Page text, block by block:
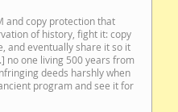
and copy protection that
of history, fight it: copy
and eventually share it so it
no one living 500 years from
deeds harshly when
program and see it for